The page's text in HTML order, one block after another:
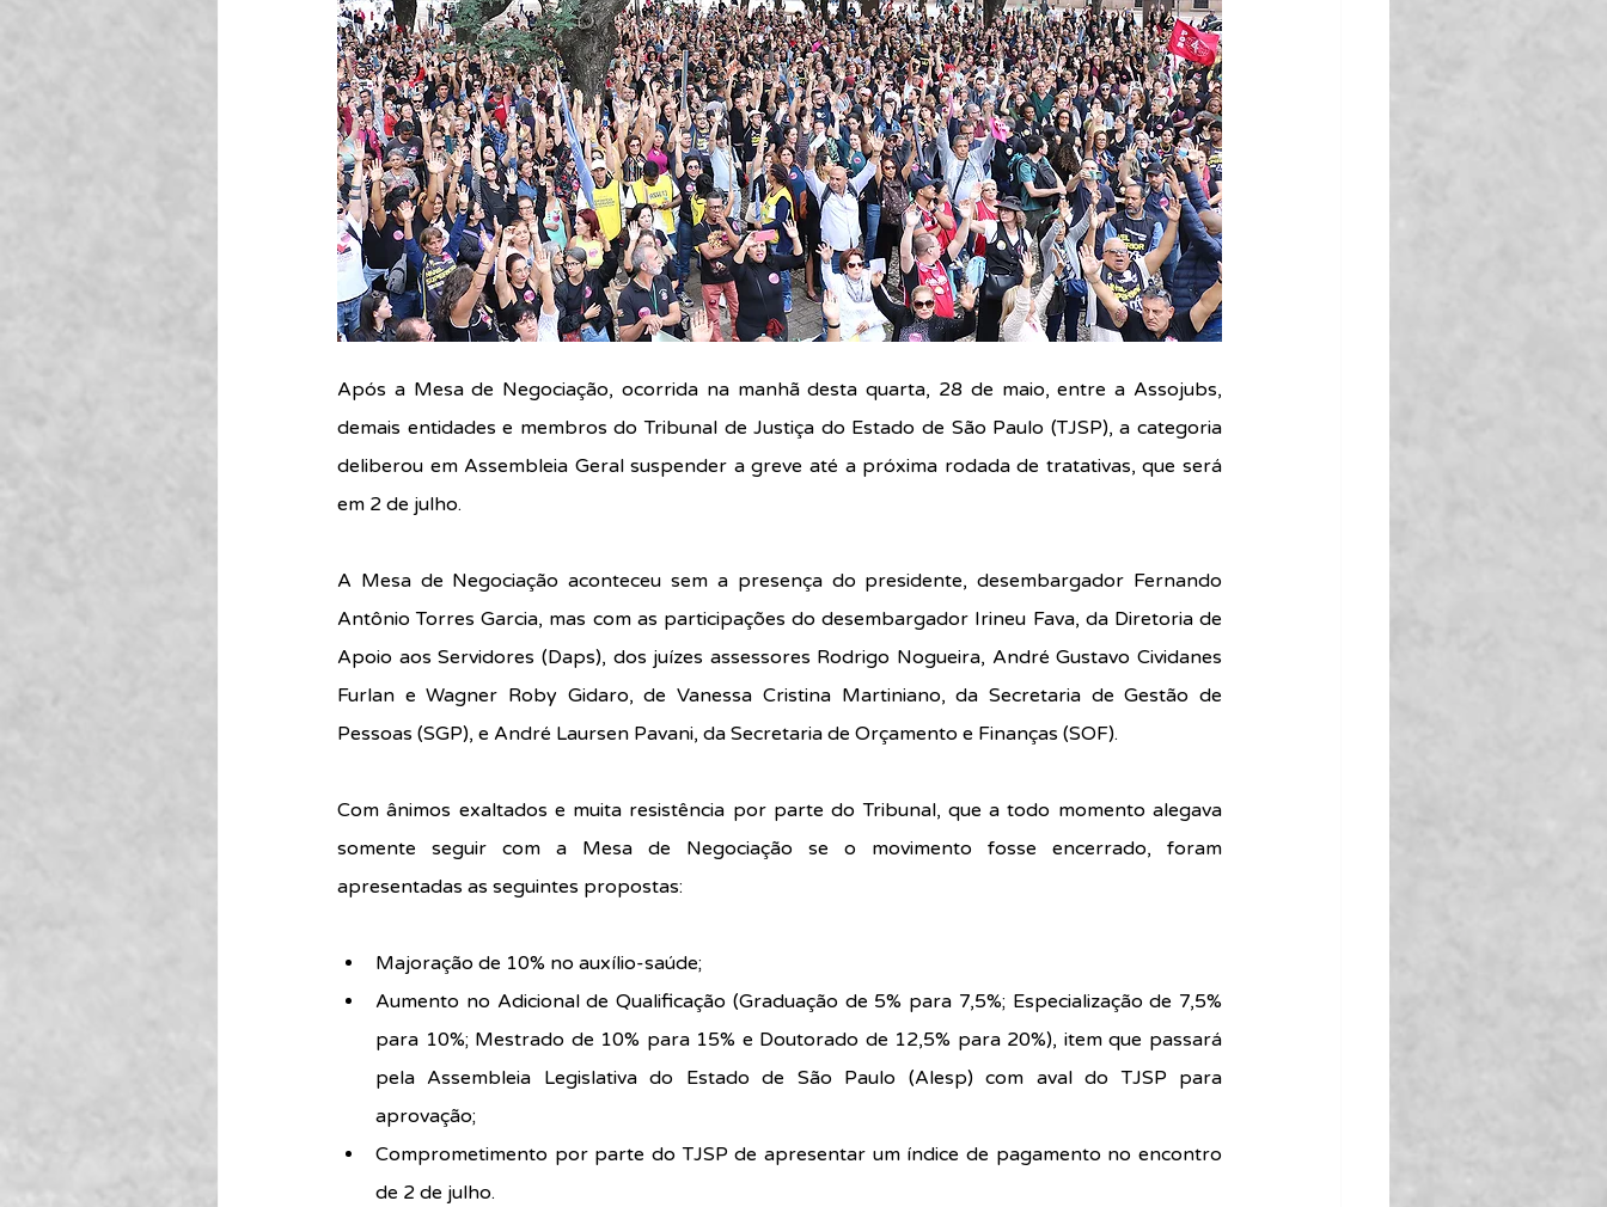
Após a Mesa de Negociação, ocorrida na manhã desta quarta, 28 de maio, entre a Assojubs,
demais entidades e membros do Tribunal de Justiça do Estado de São Paulo (TJSP), a categoria
deliberou em Assembleia Geral suspender a greve até a próxima rodada de tratativas, que será
em 2 de julho.
A Mesa de Negociação aconteceu sem a presença do presidente, desembargador Fernando
Antônio Torres Garcia, mas com as participações do desembargador Irineu Fava, da Diretoria de
Apoio aos Servidores (Daps), dos juízes assessores Rodrigo Nogueira, André Gustavo Cividanes
Furlan e Wagner Roby Gidaro, de Vanessa Cristina Martiniano, da Secretaria de Gestão de
Pessoas (SGP), e André Laursen Pavani, da Secretaria de Orçamento e Finanças (SOF).
Com ânimos exaltados e muita resistência por parte do Tribunal, que a todo momento alegava
somente seguir com a Mesa de Negociação se o movimento fosse encerrado, foram
apresentadas as seguintes propostas:
Majoração de 10% no auxílio-saúde;
Aumento no Adicional de Qualificação (Graduação de 5% para 7,5%; Especialização de 7,5%
para 10%; Mestrado de 10% para 15% e Doutorado de 12,5% para 20%), item que passará
pela Assembleia Legislativa do Estado de São Paulo (Alesp) com aval do TJSP para
aprovação;
Comprometimento por parte do TJSP de apresentar um índice de pagamento no encontro
de 2 de julho.